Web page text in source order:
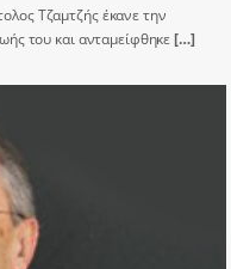
Τζαμτζής έκανε την
του και ανταμείφθηκε[…]